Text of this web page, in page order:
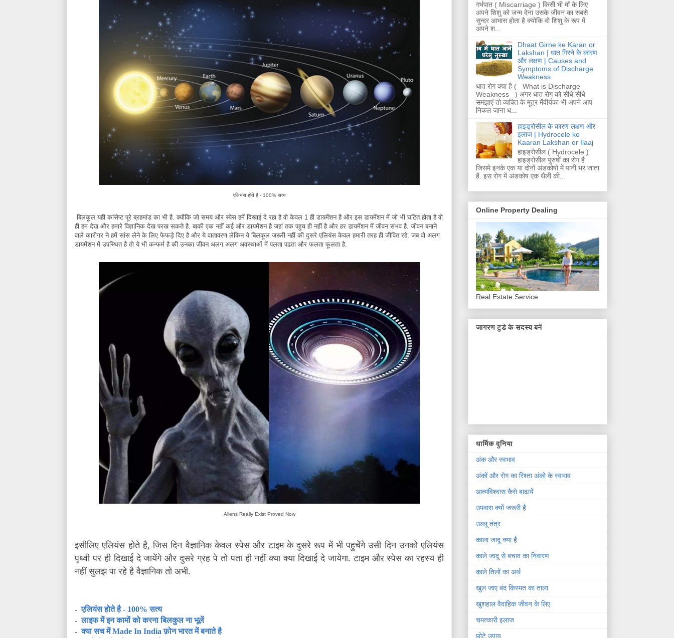
एलियंस होते है - 100% सत्य
बिलकूल यही कांसेप्ट पूरे ब्रहमांड का भी है. क्योंकि जो समय और स्पेस हमें दिखाई दे रहा है वो केवल 1 ही डायमेंशन है और इस डायमेंशन में जो भी घटित होता है वो
ही हम देख और हमारे विज्ञानिक देख परख सकते है. बाकी एक नहीं कई और डायमेंशन है जहां तक पहुच ही नहीं है और हर डायमेंशन में जीवन संभव है. जीवन बनाने
वाले कारीगर ने हमें सांस लेने के लिए फेफड़े दिए है और ये वातावरण लेकिन ये बिलकूल जरूरी नहीं की दुसरे एलियंस केवल हमारी तरह ही जीवित रहे. जब वो अलग
डायमेंशन में उपस्थित है तो ये भी कन्फर्म है की उनका जीवन अलग अलग अवस्थाओं में पलता पढता और फलता फूलता है.
Aliens Really Exist Proved Now
इसीलिए एलियंस होते है, जिस दिन वैज्ञानिक केवल स्पेस और टाइम के दुसरे रूप में भी पहुचेंगे उसी दिन उनको एलियंस
पृथ्वी पर ही दिखाई दे जायेंगे और दुसरे ग्रह पे तो पता ही नहीं क्या क्या दिखाई दे जायेगा. टाइम और स्पेस का रहस्य ही
नहीं सुलझ पा रहे है वैज्ञानिक तो अभी.
-एलियंस होते है - 100% सत्य
-लाइफ में इन कामों को करना बिलकुल ना भूलें
-क्या सच में Made In India फ़ोन भारत में बनाते है
गर्भपात ( Miscarriage ) किसी भी माँ के लिए
अपने शिशु को जन्म देना उसके जीवन का सबसे
सुन्दर आभास होता है क्योकि वो शिशु के रूप में
अपने श...
Dhaat Girne ke Karan or
Lakshan | धात गिरने के कारण
और लक्षण | Causes and
Symptoms of Discharge
Weakness
धात रोग क्या है ( What is Discharge
Weakness ) अगर धात रोग को सीधे सीधे
समझाएं तो व्यक्ति के मूत्र मेंवीर्यका भी अपने आप
निकल जाना ध...
हाइड्रोसील के कारण लक्षण और
इलाज | Hydrocele ke
Kaaran Lakshan or Ilaaj
हाइड्रोसील ( Hydrocele )
हाइड्रोसील पुरुषों का रोग है
जिसमे इनके एक या दोनों अंडकोषों में पानी भर जाता
है. इस रोग में अंडकोष एक थैली की...
Online Property Dealing
Real Estate Service
जागरण टुडे के सदस्य बनें
धार्मिक दुनिया
अंक और स्वभाव
अंकों और रोग का रिश्ता अंको के स्वभाव
आत्मविश्वास कैसे बाढायें
उपवास क्यों जरूरी है
उल्लू तंत्र
काला जादू क्या है
काले जादू से बचाव का निवारण
काले तिलों का अर्थ
खुल जाए बंद किस्मत का ताला
खुशहाल वैवाहिक जीवन के लिए
चमत्कारी इलाज
छोटे उपाय